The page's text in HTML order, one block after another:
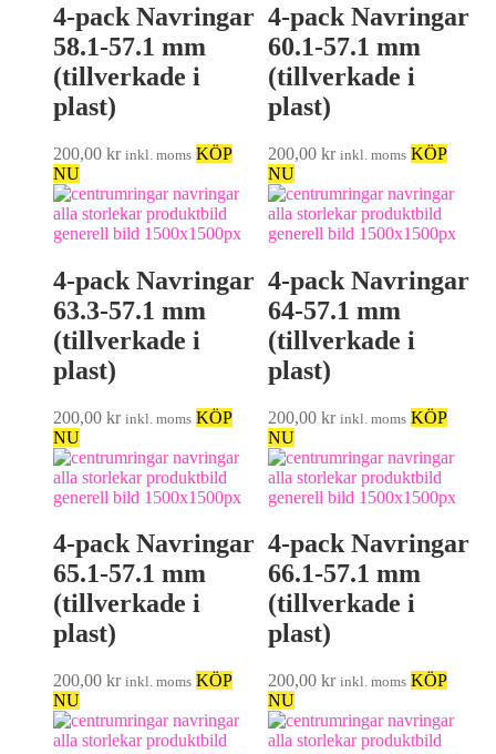
4-pack Navringar
58.1-57.1 mm
(tillverkade i
plast)
200,00 kr inkl. moms KÖP
NU
4-pack Navringar
60.1-57.1 mm
(tillverkade i
plast)
200,00kr inkl. moms KÖP
NU
4-pack Navringar
63.3-57.1 mm
(tillverkade i
plast)
200,00 kr inkl. moms KÖP
NU
4-pack Navringar
64-57.1 mm
(tillverkade i
plast)
200,00kr inkl. moms KÖP
NU
4-pack Navringar
65.1-57.1 mm
(tillverkade i
plast)
200,00 kr inkl. moms KÖP
NU
4-pack Navringar
66.1-57.1 mm
(tillverkade i
plast)
200,00kr inkl. moms KÖP
NU